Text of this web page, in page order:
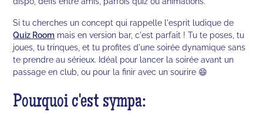
Si tu cherches un concept qui rappelle l'esprit ludique de
Quiz Room mais en version bar, c'est parfait ! Tu te poses, tu
joues, tu trinques, et tu profites d'une soirée dynamique sans
te prendre au sérieux. Idéal pour lancer la soirée avant un
passage en club, ou pour la finir avec un sourire 😄
Pourquoi c'est sympa: